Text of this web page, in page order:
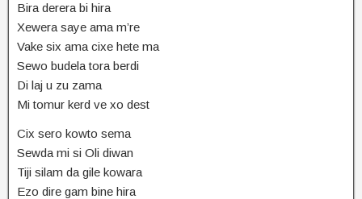
Bira derera bi hira
Xewera saye ama m’re
Vake six ama cixe hete ma
Sewo budela tora berdi
Di laj u zu zama
Mi tomur kerd ve xo dest
Cix sero kowto sema
Sewda mi si Oli diwan
Tiji silam da gile kowara
Ezo dire gam bine hira